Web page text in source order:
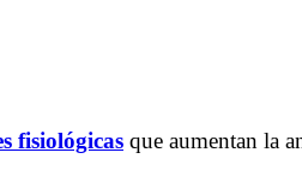
fisiológicas que aumentan la